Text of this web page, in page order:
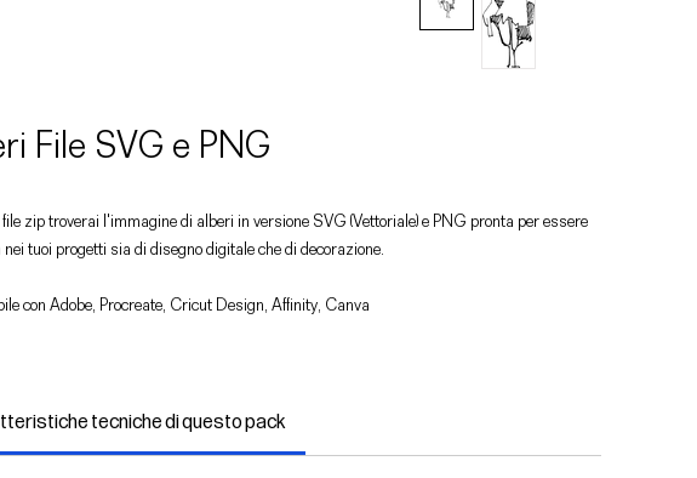
File SVG e PNG
zip troverai l'immagine di alberi in versione SVG (Vettoriale) e PNG pronta per essere
tuoi progetti sia di disegno digitale che di decorazione.
con Adobe, Procreate, Cricut Design, Affinity, Canva
tecniche di questo pack